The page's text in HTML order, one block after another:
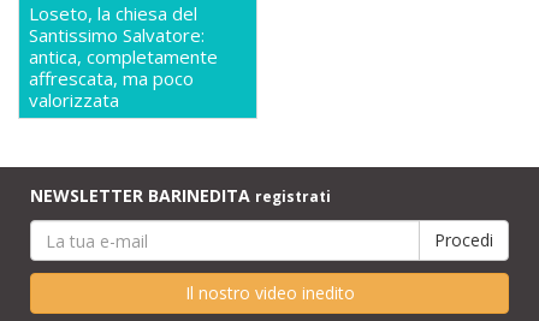
Loseto, la chiesa del
Santissimo Salvatore:
antica, completamente
affrescata, ma poco
valorizzata
NEWSLETTER BARINEDITA registrati
Il nostro video inedito